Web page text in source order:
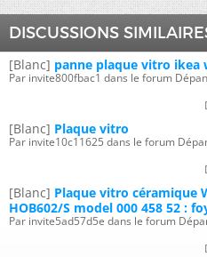
DISCUSSIONS
[Blanc] panne plaque vitro ikea
Par invite800fbac1 dans le forum
[Blanc] Plaque vitro
Par invite10c11625 dans le forum
[Blanc] Plaque vitro céramique
HOB602/S model 000 458 52 :
Par invite5ad57d5e dans le forum